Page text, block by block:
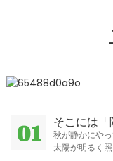
01 そこには
秋が静かにや
太陽が明るく